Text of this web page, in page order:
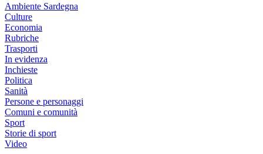
Ambiente Sardegna
Culture
Economia
Rubriche
Trasporti
In evidenza
Inchieste
Politica
Sanità
Persone e personaggi
Comuni e comunità
Sport
Storie di sport
Video